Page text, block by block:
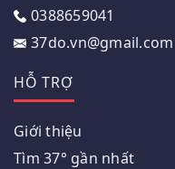
0388659041
37do.vn@gmail.com
HỖ TRỢ
Giới thiệu
Tìm 37° gần nhất